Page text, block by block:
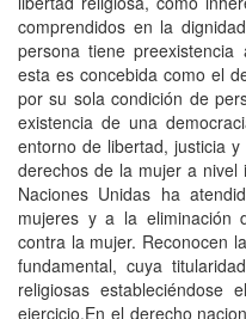
comprendidos en la
persona tiene
esta es concebida como el
por su sola condición de
existencia de una
entorno de libertad, justicia
derechos de la mujer a nivel
Naciones Unidas ha
mujeres y a la eliminación
contra la mujer. Reconocen
fundamental, cuya
religiosas
ejercicio.En el derecho